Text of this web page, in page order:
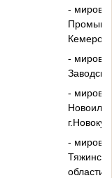
-
-
-
-
области;